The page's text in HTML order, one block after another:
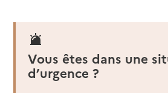
Vous êtes dans une
d’urgence ?